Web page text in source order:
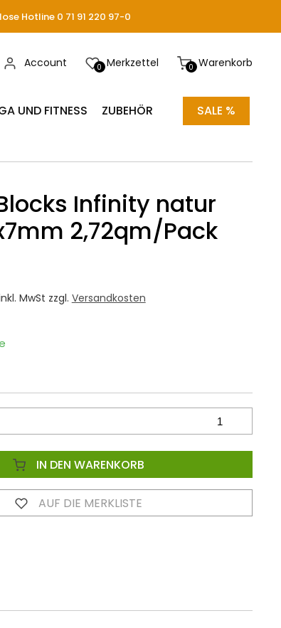
Hotline 0 71 91 220 97-0
0 Warenkorb
0 Merkzettel
Account
UND FITNESS ZUBEHÖR SALE %
Infinity natur
2,72qm/Pack
MwSt zzgl. Versandkosten
IN DEN WARENKORB
AUF DIE MERKLISTE